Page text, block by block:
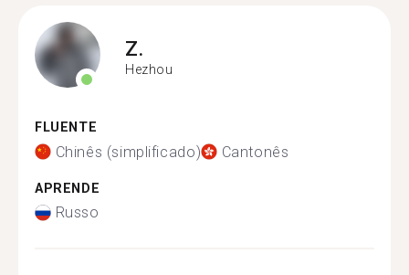
Z.
Hezhou
FLUENTE
Chinês (simplificado) Cantonês
APRENDE
Russo